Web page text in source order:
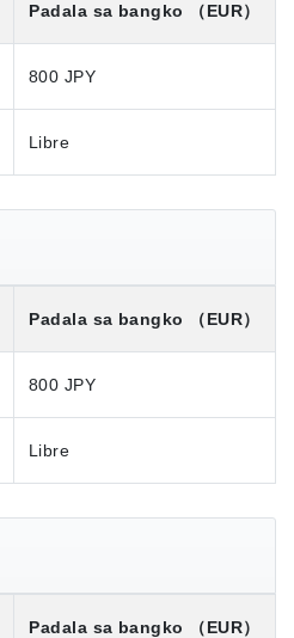
Padala sa bangko （EUR）
800 JPY
Libre
Padala sa bangko （EUR）
800 JPY
Libre
Padala sa bangko （EUR）